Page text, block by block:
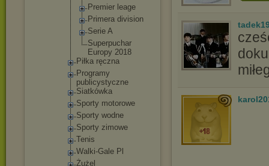
Premier leage
Primera division
Serie A
Superpuc har
Europy 2018
Piłka ręczna
Programy
publicystyczne
Siatkówka
Sporty motorowe
Sporty wodne
Sporty zimowe
Tenis
Walki-Gale Pl
Żużel